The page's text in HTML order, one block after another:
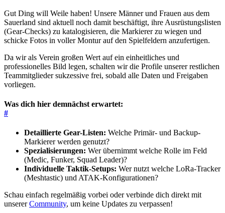
Gut Ding will Weile haben! Unsere Männer und Frauen aus dem
Sauerland sind aktuell noch damit beschäftigt, ihre Ausrüstungslisten
(Gear-Checks) zu katalogisieren, die Markierer zu wiegen und
schicke Fotos in voller Montur auf den Spielfeldern anzufertigen.
Da wir als Verein großen Wert auf ein einheitliches und
professionelles Bild legen, schalten wir die Profile unserer restlichen
Teammitglieder sukzessive frei, sobald alle Daten und Freigaben
vorliegen.
Was dich hier demnächst erwartet:
#
Detaillierte Gear-Listen: Welche Primär- und Backup-
Markierer werden genutzt?
Spezialisierungen: Wer übernimmt welche Rolle im Feld
(Medic, Funker, Squad Leader)?
Individuelle Taktik-Setups: Wer nutzt welche LoRa-Tracker
(Meshtastic) und ATAK-Konfigurationen?
Schau einfach regelmäßig vorbei oder verbinde dich direkt mit
unsererCommunity, um keine Updates zu verpassen!